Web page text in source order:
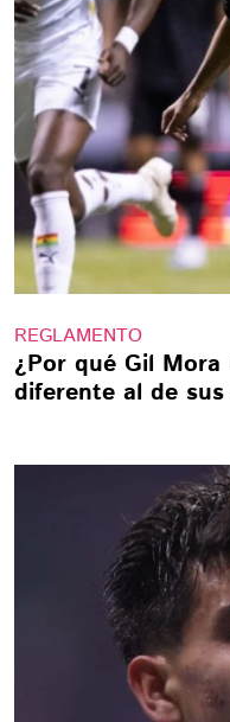
REGLAMENTO
¿Por qué Gil
diferente al de